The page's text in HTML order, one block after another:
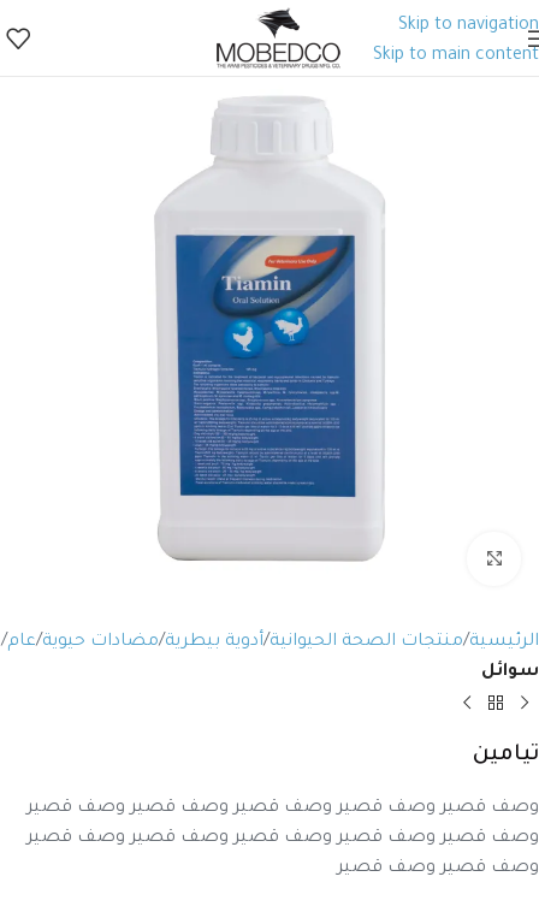
Skip to navigation
Skip to main content
Click to enlarge
الرئيسية منتجات الصحة الحيوانية أدوية بيطرية مضادات حيوية عام
سوائل
تيامين
وصف قصير وصف قصير وصف قصير وصف قصير وصف قصير
وصف قصير وصف قصير وصف قصير وصف قصير وصف قصير
وصف قصير وصف قصير